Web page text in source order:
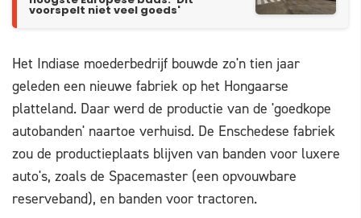
voorspelt niet veel goeds'
Het Indiase moederbedrijf bouwde zo'n tien jaar
geleden een nieuwe fabriek op het Hongaarse
platteland. Daar werd de productie van de 'goedkope
autobanden' naartoe verhuisd. De Enschedese fabriek
zou de productieplaats blijven van banden voor luxere
auto's, zoals de Spacemaster (een opvouwbare
reserveband), en banden voor tractoren.